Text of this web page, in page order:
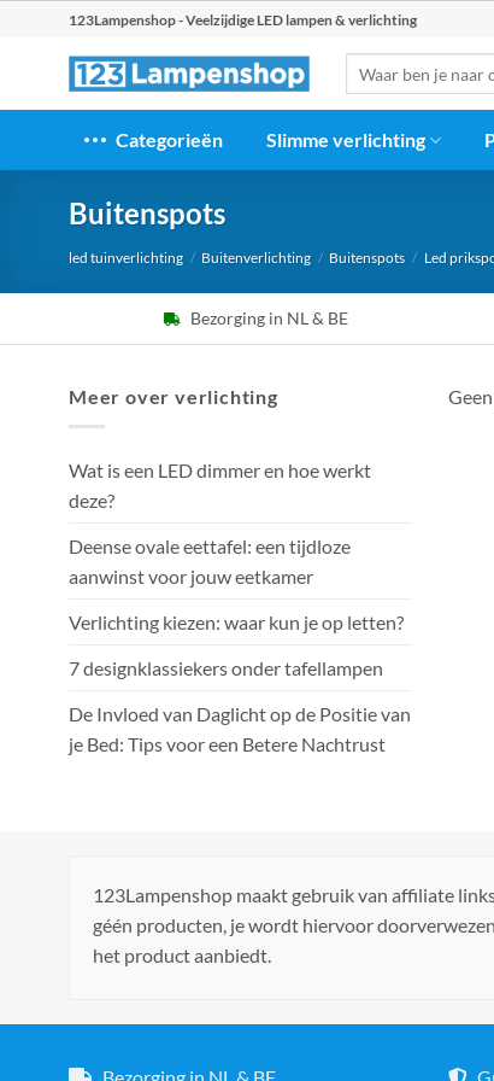
123Lampenshop - Veelzijdige LED lampen & verlichting
naar:
Categorieën Slimme verlichting
Buitenspots
led tuinverlichting / Buitenverlichting / Buitenspots / Led
Bezorging in NL & BE
Meer over verlichting
Wat is een LED dimmer en hoe werkt
deze?
Deense ovale eettafel: een tijdloze
aanwinst voor jouw eetkamer
Verlichting kiezen: waar kun je op letten?
7 designklassiekers onder tafellampen
De Invloed van Daglicht op de Positie van
je Bed: Tips voor een Betere Nachtrust
123Lampenshop maakt gebruik van affiliate
géén producten, je wordt hiervoor
het product aanbiedt.